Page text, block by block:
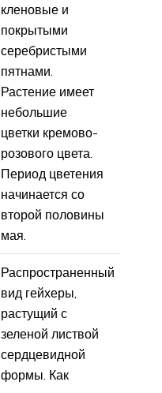
кленовые и
покрытыми
серебристыми
пятнами.
Растение имеет
небольшие
цветки кремово-
розового цвета.
Период цветения
начинается со
второй половины
мая.
Распространенный
вид гейхеры,
растущий с
зеленой листвой
сердцевидной
формы. Как